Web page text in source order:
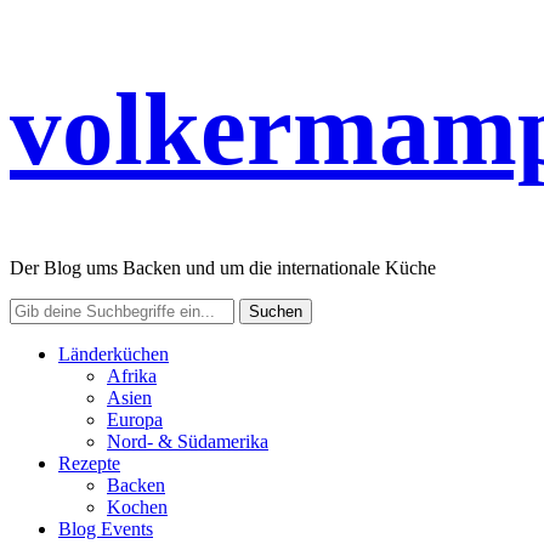
Der Blog ums Backen und um die internationale Küche
Länderküchen
Afrika
Asien
Europa
Nord- & Südamerika
Rezepte
Backen
Kochen
Blog Events